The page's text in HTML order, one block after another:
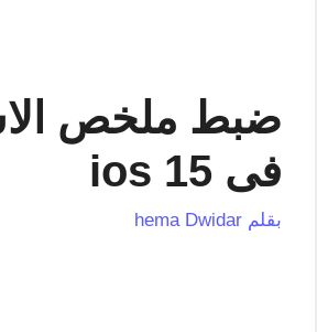
ضبط ملخص
فى ios 15
بقلم hema Dwidar